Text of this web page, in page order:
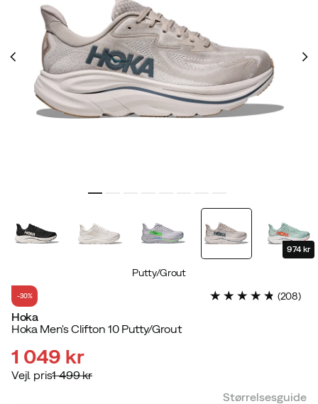
974 kr
Putty/Grout
-30% (208)
Hoka
Hoka Men's Clifton 10 Putty/Grout
discounted
1 049 kr
original
Vejl. pris1 499 kr
Størrelsesguide